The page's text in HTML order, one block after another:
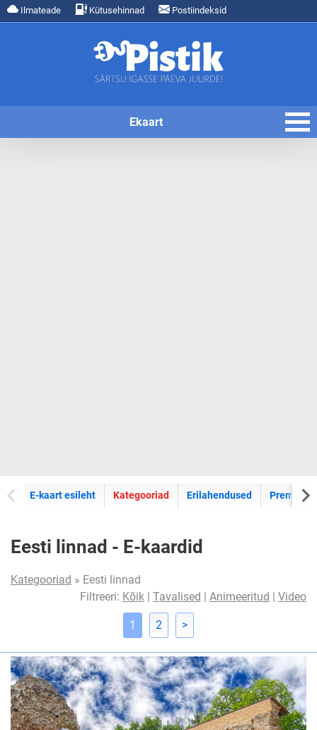
Ilmateade Kütusehinnad Postiindeksid
Ekaart
E-kaart esileht E-kaartide
Kategooriad Erilahendused Premium
Eesti linnad - E-kaardid
Kategooriad » Eesti linnad
Filtreeri: Kõik | Tavalised | Animeeritud | Video
1 2 >